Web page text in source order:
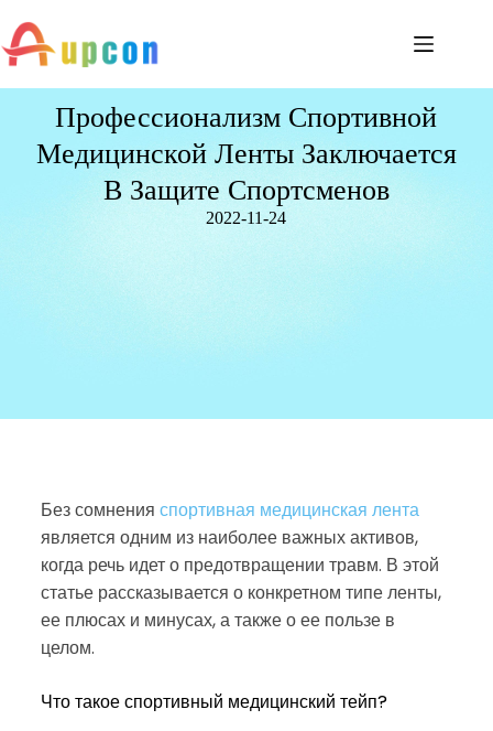
Профессионализм Спортивной
Медицинской Ленты Заключается
В Защите Спортсменов
2022-11-24
Без сомнения спортивная медицинская лента
является одним из наиболее важных активов,
когда речь идет о предотвращении травм. В этой
статье рассказывается о конкретном типе ленты,
ее плюсах и минусах, а также о ее пользе в
целом.
Что такое спортивный медицинский тейп?